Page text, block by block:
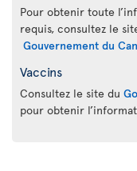
Pour obtenir toute
requis, consultez le
Gouvernement du
Vaccins
Consultez le site du
pour obtenir